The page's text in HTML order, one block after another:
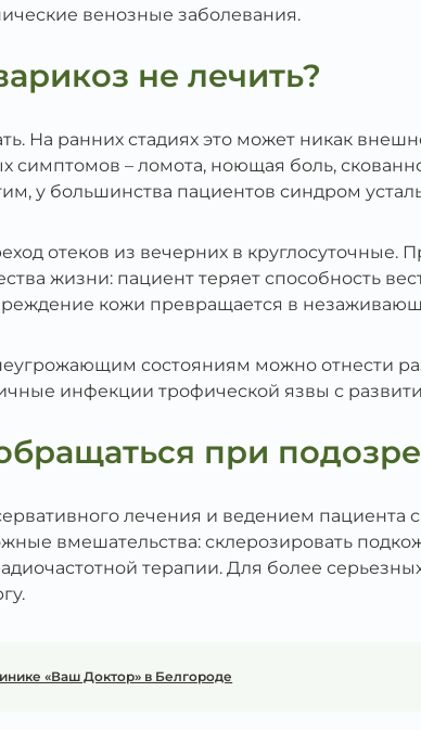
венозные заболевания.
не лечить?
На ранних стадиях это может никак
симптомов – ломота, ноющая боль,
у большинства пациентов синдром
отеков из вечерних в круглосуточные.
жизни: пациент теряет способность
кожи превращается в
состояниям можно отнести
инфекции трофической язвы с
при
лечения и ведением пациента
вмешательства: склерозировать
терапии. Для более
«Ваш Доктор» в Белгороде